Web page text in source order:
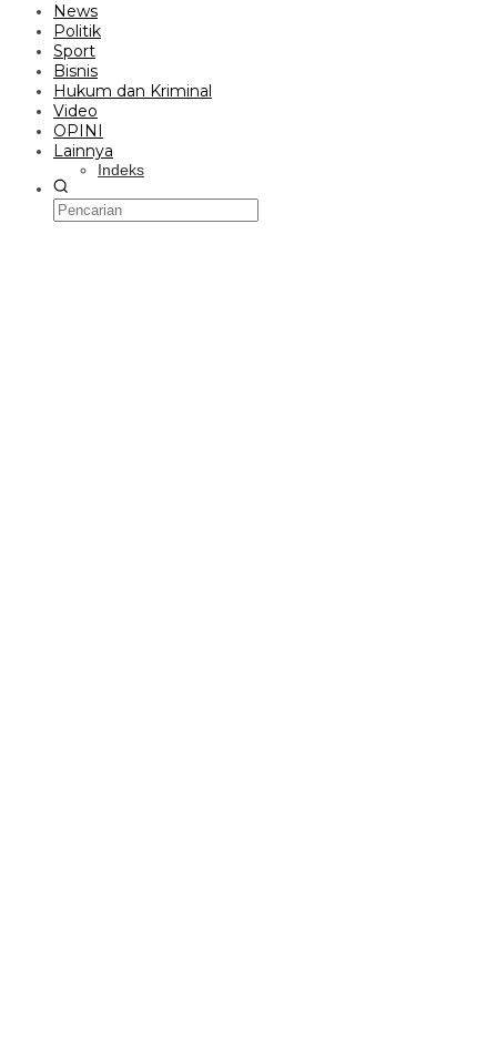
News
Politik
Sport
Bisnis
Hukum dan Kriminal
Video
OPINI
Lainnya
Indeks